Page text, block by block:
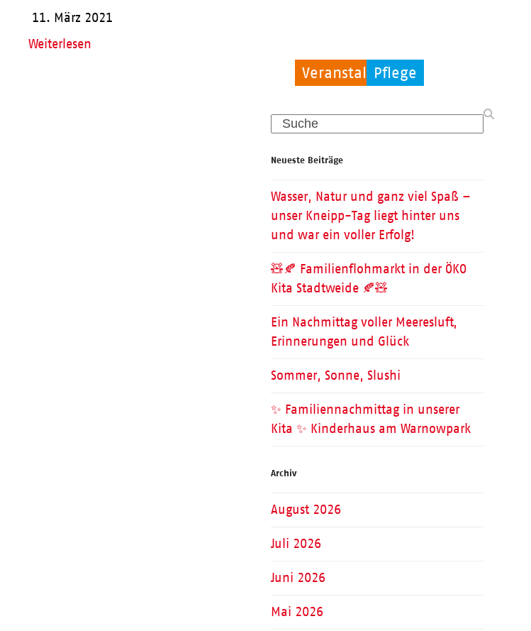
Migration
Veranstaltungen
11. März 2021
Weiterlesen
Pflege
Search
Neueste Beiträge
Wasser, Natur und ganz viel Spaß –
unser Kneipp-Tag liegt hinter uns
und war ein voller Erfolg!
🧸🍂 Familienflohmarkt in der ÖKO
Kita Stadtweide 🍂🧸
Ein Nachmittag voller Meeresluft,
Erinnerungen und Glück
Sommer, Sonne, Slushi
✨ Familiennachmittag in unserer
Kita ✨ Kinderhaus am Warnowpark
Archiv
August 2026
Juli 2026
Juni 2026
Mai 2026